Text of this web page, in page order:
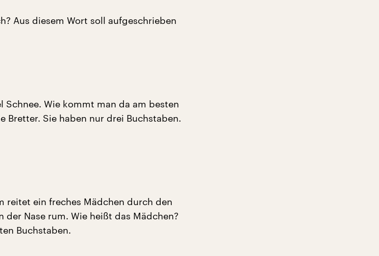
Aus diesem Wort soll aufgeschrieben
Schnee. Wie kommt man da am besten
Bretter. Sie haben nur drei Buchstaben.
reitet ein freches Mädchen durch den
der Nase rum. Wie heißt das Mädchen?
Buchstaben.